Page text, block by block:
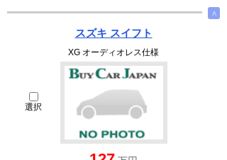
∧
スズキ スイフト
XG オーディオレス仕様
選択